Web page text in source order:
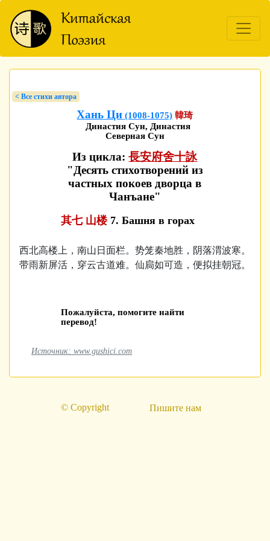
< Bсе стихи автора
Хань Ци (1008-1075) 韓琦
Династия Сун, Династия
Северная Сун
Из цикла:長安府舍十詠
"Десять стихотворений из
частных покоев дворца в
Чанъане"
其七 山楼 7. Башня в горах
西北高楼上，南山日面栏。势笼秦地胜，阴落渭波寒。
带雨新屏活，穿云古道难。仙扃如可造，便拟挂朝冠。
Пожалуйста, помогите найти
перевод!
Источник: www.gushici.com
© Copyright Пишите нам